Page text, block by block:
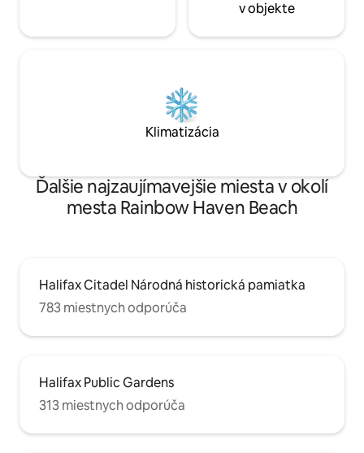
v objekte
Klimatizácia
Ďalšie najzaujímavejšie miesta v okolí
mesta Rainbow Haven Beach
Halifax Citadel Národná historická pamiatka
783 miestnych odporúča
Halifax Public Gardens
313 miestnych odporúča